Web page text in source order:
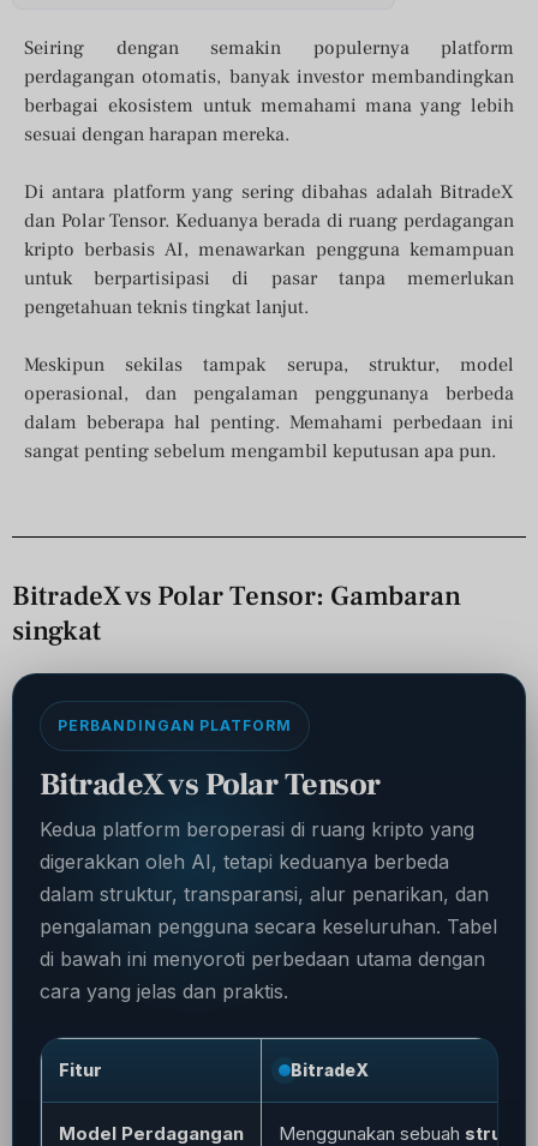
Seiring dengan semakin populernya platform
perdagangan otomatis, banyak investor membandingkan
berbagai ekosistem untuk memahami mana yang lebih
sesuai dengan harapan mereka.
Di antara platform yang sering dibahas adalah BitradeX
dan Polar Tensor. Keduanya berada di ruang perdagangan
kripto berbasis AI, menawarkan pengguna kemampuan
untuk berpartisipasi di pasar tanpa memerlukan
pengetahuan teknis tingkat lanjut.
Meskipun sekilas tampak serupa, struktur, model
operasional, dan pengalaman penggunanya berbeda
dalam beberapa hal penting. Memahami perbedaan ini
sangat penting sebelum mengambil keputusan apa pun.
BitradeX vs Polar Tensor: Gambaran
singkat
PERBANDINGAN PLATFORM
BitradeX vs Polar Tensor
Kedua platform beroperasi di ruang kripto yang
digerakkan oleh AI, tetapi keduanya berbeda
dalam struktur, transparansi, alur penarikan, dan
pengalaman pengguna secara keseluruhan. Tabel
di bawah ini menyoroti perbedaan utama dengan
cara yang jelas dan praktis.
Fitur BitradeX
Model Perdagangan Menggunakan sebuah struktur